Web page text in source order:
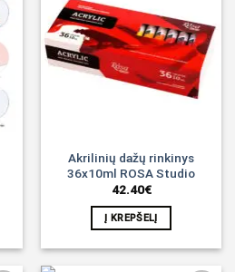
Noriu!
Akrilinių dažų rinkinys
36x10ml ROSA Studio
42.40€
Į KREPŠELĮ